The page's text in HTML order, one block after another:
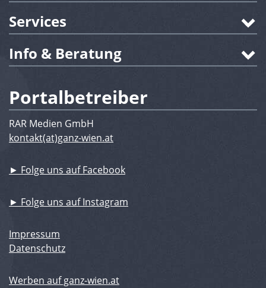
Services
Info & Beratung
Portalbetreiber
RAR Medien GmbH
kontakt(at)ganz-wien.at
► Folge uns auf Facebook
► Folge uns auf Instagram
Impressum
Datenschutz
Werben auf ganz-wien.at